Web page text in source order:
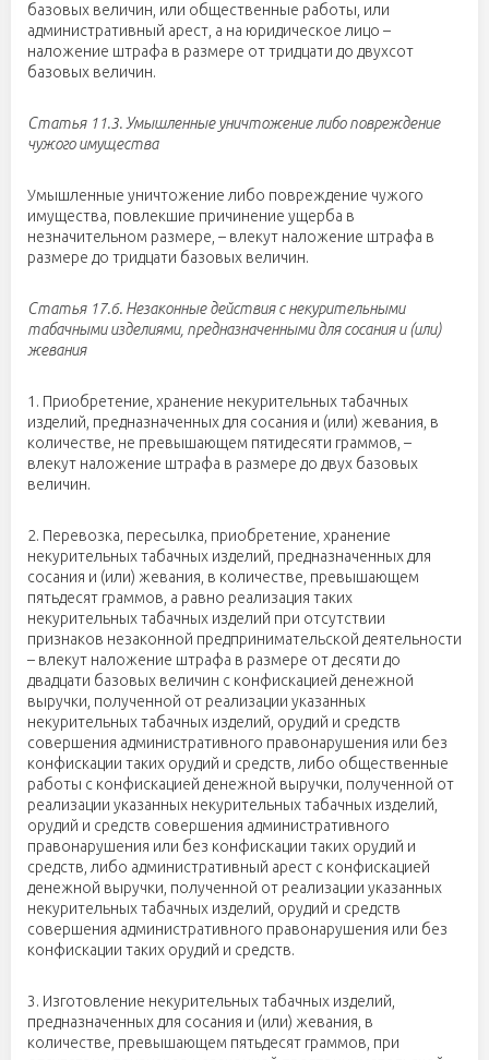
базовых величин, или общественные работы, или
административный арест, а на юридическое лицо –
наложение штрафа в размере от тридцати до двухсот
базовых величин.
Статья 11.3. Умышленные уничтожение либо повреждение
чужого имущества
Умышленные уничтожение либо повреждение чужого
имущества, повлекшие причинение ущерба в
незначительном размере, – влекут наложение штрафа в
размере до тридцати базовых величин.
Статья 17.6. Незаконные действия с некурительными
табачными изделиями, предназначенными для сосания и (или)
жевания
1. Приобретение, хранение некурительных табачных
изделий, предназначенных для сосания и (или) жевания, в
количестве, не превышающем пятидесяти граммов, –
влекут наложение штрафа в размере до двух базовых
величин.
2. Перевозка, пересылка, приобретение, хранение
некурительных табачных изделий, предназначенных для
сосания и (или) жевания, в количестве, превышающем
пятьдесят граммов, а равно реализация таких
некурительных табачных изделий при отсутствии
признаков незаконной предпринимательской деятельности
– влекут наложение штрафа в размере от десяти до
двадцати базовых величин с конфискацией денежной
выручки, полученной от реализации указанных
некурительных табачных изделий, орудий и средств
совершения административного правонарушения или без
конфискации таких орудий и средств, либо общественные
работы с конфискацией денежной выручки, полученной от
реализации указанных некурительных табачных изделий,
орудий и средств совершения административного
правонарушения или без конфискации таких орудий и
средств, либо административный арест с конфискацией
денежной выручки, полученной от реализации указанных
некурительных табачных изделий, орудий и средств
совершения административного правонарушения или без
конфискации таких орудий и средств.
3. Изготовление некурительных табачных изделий,
предназначенных для сосания и (или) жевания, в
количестве, превышающем пятьдесят граммов, при